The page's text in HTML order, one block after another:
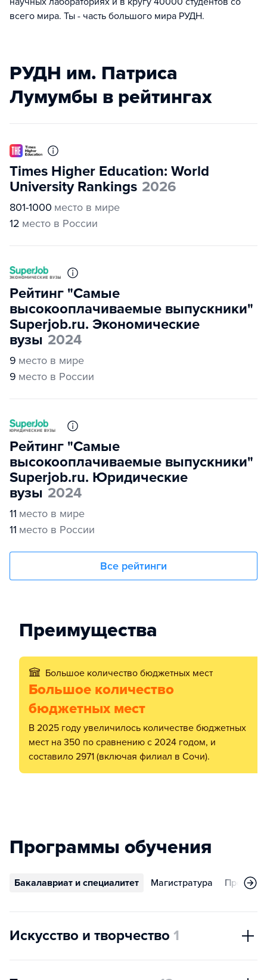
всего мира. Ты - часть большого мира РУДН.
РУДН им. Патриса
Лумумбы в рейтингах
Times Higher Education: World
University Rankings 2026
801-1000 место в мире
12 место в России
Рейтинг "Самые
высокооплачиваемые выпускники"
Superjob.ru. Экономические
вузы 2024
9 место в мире
9 место в России
Рейтинг "Самые
высокооплачиваемые выпускники"
Superjob.ru. Юридические
вузы 2024
11 место в мире
11 место в России
Все рейтинги
Преимущества
Большое количество бюджетных мест
Большое количество
бюджетных мест
В 2025 году увеличилось количестве бюджетных
мест на 350 по сравнению с 2024 годом, и
составило 2971 (включая филиал в Сочи).
Программы обучения
Бакалавриат и специалитет Магистратура
Искусство и творчество 1